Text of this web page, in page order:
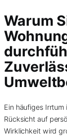
Warum
Ein häufiges Irrtum
Rücksicht auf
Wirklichkeit wird